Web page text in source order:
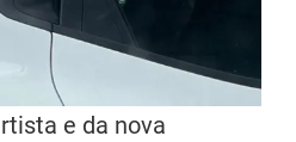
e da nova